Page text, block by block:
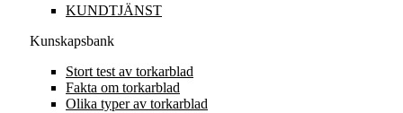
KUNDTJÄNST
Kunskapsbank
Stort test av torkarblad
Fakta om torkarblad
Olika typer av torkarblad